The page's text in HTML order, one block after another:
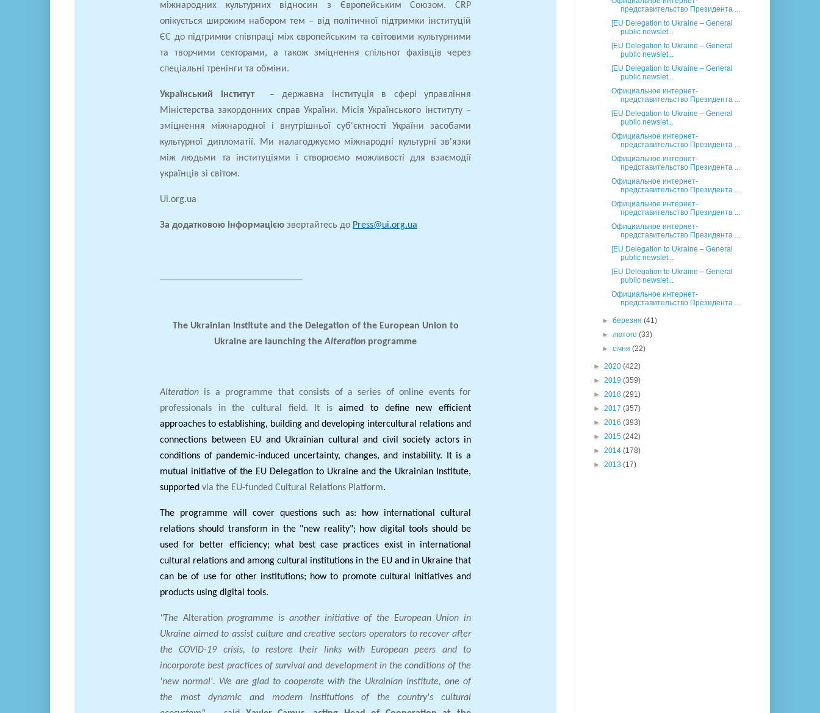
міжнародних культурних відносин з Європейським Союзом. CRP
опікується широким набором тем – від політичної підтримки інституцій
ЄС до підтримки співпраці між європейським та світовими культурними
та творчими секторами, а також зміцнення спільнот фахівців через
спеціальні тренінги та обміни.
Український інститут
– державна інституція в сфері управління
Міністерства закордонних справ України. Місія Українського інституту –
зміцнення міжнародної і внутрішньої суб'єктності України засобами
культурної дипломатії. Ми налагоджуємо міжнародні культурні зв'язки
між людьми та інституціями і створюємо можливості для взаємодії
українців зі світом.
Ui.org.ua
За додатковою інформацією звертайтесь до Press@ui.org.ua
The Ukrainian Institute and the Delegation of the European Union to
Ukraine are launching theAlteration programme
Alteration is a programme that consists of a series of online events for
professionals in the cultural field. It isaimed to define new efficient
approaches to establishing, building and developing intercultural relations and
connections between EU and Ukrainian cultural and civil society actors in
conditions of pandemic-induced uncertainty, changes, and instability. It is a
mutual initiative of the EU Delegation to Ukraine and the Ukrainian Institute,
supported via the EU-funded Cultural Relations Platform.
The programme will cover questions such as: how international cultural
relations should transform in the "new reality"; how digital tools should be
used for better efficiency; what best case practices exist in international
cultural relations and among cultural institutions in the EU and in Ukraine that
can be of use for other institutions; how to promote cultural initiatives and
products using digital tools.
"The Alterationprogramme is another initiative of the European Union in
Ukraine aimed to assist culture and creative sectors operators to recover after
the COVID-19 crisis, to restore their links with European peers and to
incorporate best practices of survival and development in the conditions of the
'new normal'. We are glad to cooperate with the Ukrainian Institute, one of
the most dynamic and modern institutions of the country's cultural
представительство Президента ...
[EU Delegation to Ukraine – General
public newslet...
[EU Delegation to Ukraine – General
public newslet...
[EU Delegation to Ukraine – General
public newslet...
Официальное интернет-
представительство Президента ...
[EU Delegation to Ukraine – General
public newslet...
Официальное интернет-
представительство Президента ...
Официальное интернет-
представительство Президента ...
Официальное интернет-
представительство Президента ...
Официальное интернет-
представительство Президента ...
Официальное интернет-
представительство Президента ...
[EU Delegation to Ukraine – General
public newslet...
[EU Delegation to Ukraine – General
public newslet...
Официальное интернет-
представительство Президента ...
►березня(41)
►лютого(33)
►січня(22)
► 2020 (422)
► 2019 (359)
► 2018 (291)
► 2017 (357)
► 2016 (393)
► 2015 (242)
► 2014 (178)
► 2013 (17)